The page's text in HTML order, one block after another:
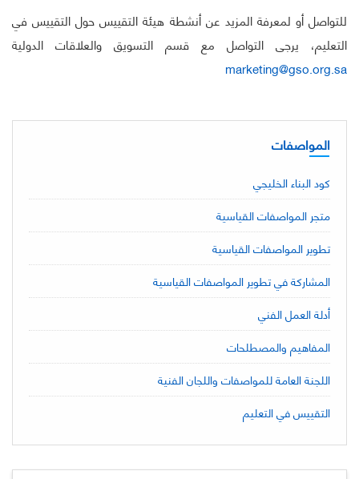
للتواصل أو لمعرفة المزيد عن أنشطة هيئة التقييس حول التقييس في
التعليم، يرجى التواصل مع قسم التسويق والعلاقات الدولية
marketing@gso.org.sa
المواصفات
كود البناء الخليجي
متجر المواصفات القياسية
تطوير المواصفات القياسية
المشاركة في تطوير المواصفات القياسية
أدلة العمل الفني
المفاهيم والمصطلحات
اللجنة العامة للمواصفات واللجان الفنية
التقييس في التعليم